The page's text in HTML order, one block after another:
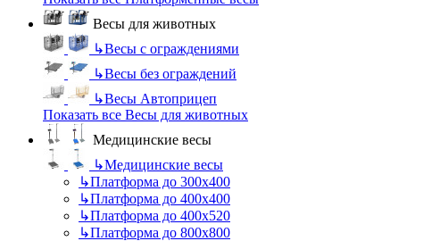
Весы для животных
↳Весы с ограждениями
↳Весы без ограждений
↳Весы Автоприцеп
Показать все Весы для животных
Медицинские весы
↳Медицинские весы
↳Платформа до 300х400
↳Платформа до 400х400
↳Платформа до 400х520
↳Платформа до 800х800